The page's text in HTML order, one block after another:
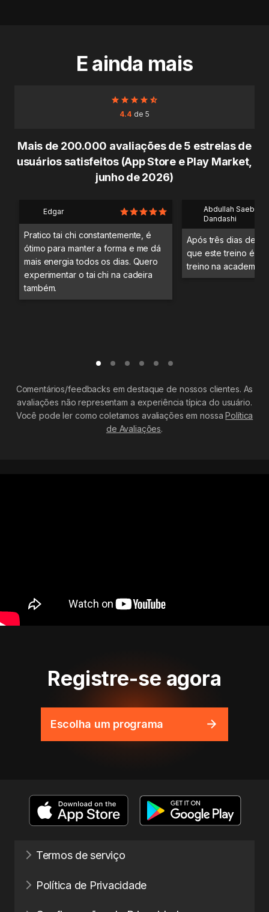
E ainda mais
4.4 de 5
Mais de 200.000 avaliações de 5 estrelas de
usuários satisfeitos (App Store e Play Market,
junho de 2026)
Edgar
Pratico tai chi constantemente, é
ótimo para manter a forma e me dá
mais energia todos os dias. Quero
experimentar o tai chi na cadeira
também.
Abdullah Saeb Al
Dandashi
Após três dias de
que este treino é
treino na academia.
Comentários/feedbacks em destaque de nossos clientes. As
avaliações não representam a experiência típica do usuário.
Você pode ler como coletamos avaliações em nossaPolítica
de Avaliações.
Registre-se agora
Escolha um programa
Termos de serviço
Política de Privacidade